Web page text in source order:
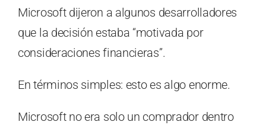
Microsoft dijeron a algunos desarrolladores
que la decisión estaba “motivada por
consideraciones financieras”.
En términos simples: esto es algo enorme.
Microsoft no era solo un comprador dentro